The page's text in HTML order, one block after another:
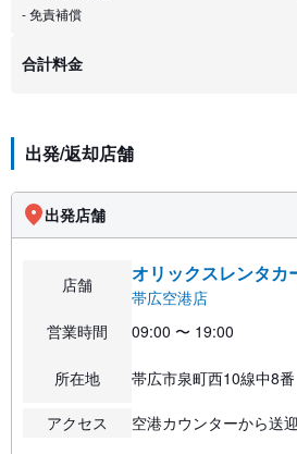
- 免責補償
合計料金
出発/返却店舗
出発店舗
店舗 オリックスレンタカ
帯広空港店
営業時間 09:00 〜 19:00
所在地 帯広市泉町西10線中8番
アクセス 空港カウンターから送